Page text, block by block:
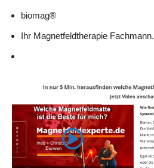
biomag®
Ihr Magnetfeldtherapie Fachmann.